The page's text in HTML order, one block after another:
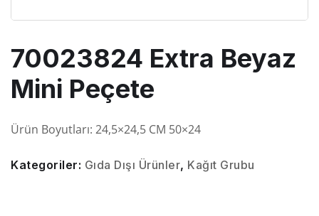
70023824 Extra Beyaz
Mini Peçete
Ürün Boyutları: 24,5×24,5 CM 50×24
Kategoriler: Gıda Dışı Ürünler, Kağıt Grubu